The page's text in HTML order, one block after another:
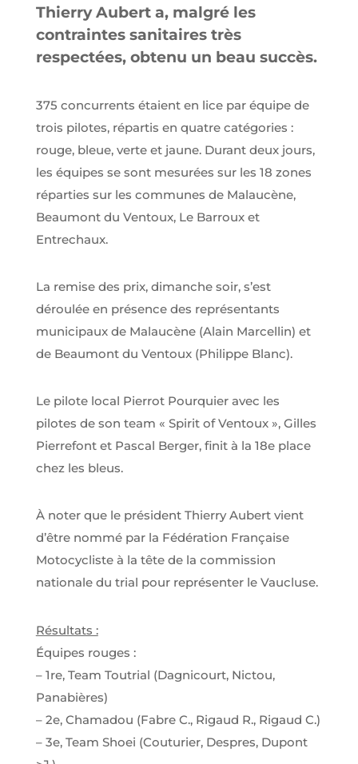
Thierry Aubert a, malgré les
contraintes sanitaires très
respectées, obtenu un beau succès.
375 concurrents étaient en lice par équipe de
trois pilotes, répartis en quatre catégories :
rouge, bleue, verte et jaune. Durant deux jours,
les équipes se sont mesurées sur les 18 zones
réparties sur les communes de Malaucène,
Beaumont du Ventoux, Le Barroux et
Entrechaux.
La remise des prix, dimanche soir, s’est
déroulée en présence des représentants
municipaux de Malaucène (Alain Marcellin) et
de Beaumont du Ventoux (Philippe Blanc).
Le pilote local Pierrot Pourquier avec les
pilotes de son team « Spirit of Ventoux », Gilles
Pierrefont et Pascal Berger, finit à la 18e place
chez les bleus.
À noter que le président Thierry Aubert vient
d’être nommé par la Fédération Française
Motocycliste à la tête de la commission
nationale du trial pour représenter le Vaucluse.
Résultats :
Équipes rouges :
– 1re, Team Toutrial (Dagnicourt, Nictou,
Panabières)
– 2e, Chamadou (Fabre C., Rigaud R., Rigaud C.)
– 3e, Team Shoei (Couturier, Despres, Dupont